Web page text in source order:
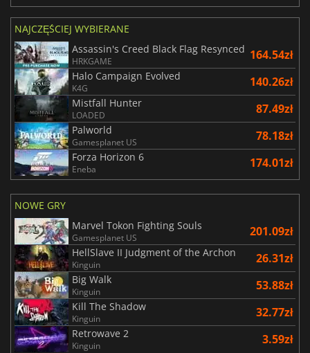
NAJCZĘŚCIEJ WYBIERANE
Assassin's Creed Black Flag Resynced
HRKGAME 164.54zł
Halo Campaign Evolved
K4G 140.26zł
Mistfall Hunter
LOADED 87.49zł
Palworld
Gamesplanet US 78.18zł
Forza Horizon 6
Eneba 174.01zł
NOWE GRY
Marvel Tokon Fighting Souls
Gamesplanet US 201.09zł
HellSlave II Judgment of the Archon
Kinguin 26.31zł
Big Walk
Kinguin 53.88zł
Kill The Shadow
Kinguin 32.77zł
Retrowave 2
Kinguin 3.59zł